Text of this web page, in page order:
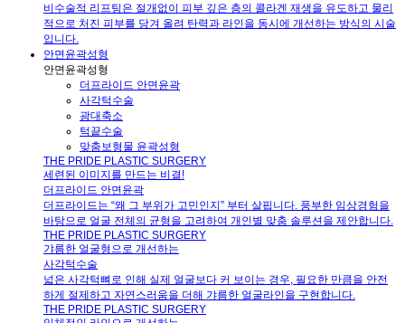
비수술적 리프팅은 절개없이 피부 깊은 층의 콜라겐 재생을 유도하고 물리
적으로 처진 피부를 당겨 올려 탄력과 라인을 동시에 개선하는 방식의 시술
입니다.
안면윤곽성형
안면윤곽성형
더프라이드 안면윤곽
사각턱수술
광대축소
턱끝수술
맞춤보형물 윤곽성형
THE PRIDE PLASTIC SURGERY
세련된 이미지를 만드는 비결!
더프라이드 안면윤곽
더프라이드는 “왜 그 부위가 고민인지” 부터 살핍니다. 풍부한 임상경험을
바탕으로 얼굴 전체의 균형을 고려하여 개인별 맞춤 솔루션을 제안합니다.
THE PRIDE PLASTIC SURGERY
갸름한 얼굴형으로 개선하는
사각턱수술
넓은 사각턱뼈로 인해 실제 얼굴보다 커 보이는 경우, 필요한 만큼을 안전
하게 절제하고 자연스러움을 더해 갸름한 얼굴라인을 구현합니다.
THE PRIDE PLASTIC SURGERY